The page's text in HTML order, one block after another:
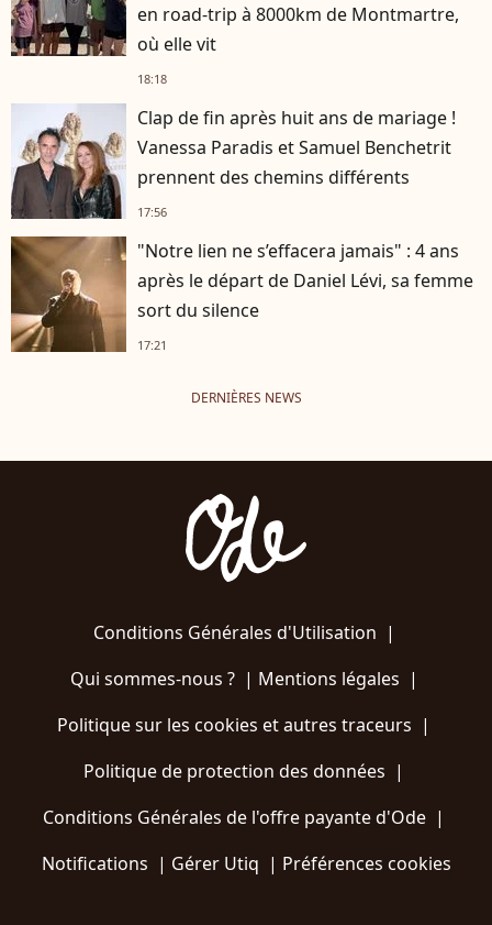
en road-trip à 8000km de Montmartre,
où elle vit
18:18
Clap de fin après huit ans de mariage !
Vanessa Paradis et Samuel Benchetrit
prennent des chemins différents
17:56
"Notre lien ne s’effacera jamais" : 4 ans
après le départ de Daniel Lévi, sa femme
sort du silence
17:21
DERNIÈRES NEWS
Conditions Générales d'Utilisation |
Qui sommes-nous ?| Mentions légales |
Politique sur les cookies et autres traceurs |
Politique de protection des données |
Conditions Générales de l'offre payante d'Ode |
Notifications | Gérer Utiq | Préférences cookies